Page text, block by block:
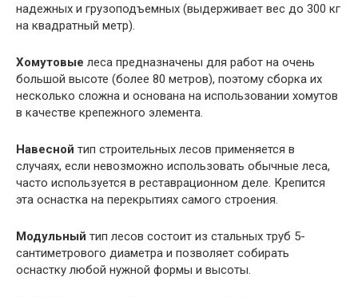
надежных и грузоподъемных (выдерживает вес до 300 кг
на квадратный метр).
Хомутовые леса предназначены для работ на очень
большой высоте (более 80 метров), поэтому сборка их
несколько сложна и основана на использовании хомутов
в качестве крепежного элемента.
Навесной тип строительных лесов применяется в
случаях, если невозможно использовать обычные леса,
часто используется в реставрационном деле. Крепится
эта оснастка на перекрытиях самого строения.
Модульный тип лесов состоит из стальных труб 5-
сантиметрового диаметра и позволяет собирать
оснастку любой нужной формы и высоты.